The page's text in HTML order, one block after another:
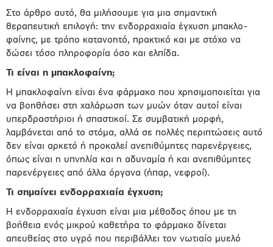
Στο άρθρο αυτό, θα μιλήσουμε για μια σημαντική
θεραπευτική επιλογή: την ενδορραχιαία έγχυση μπακλο-
φαίνης, με τρόπο κατανοητό, πρακτικό και με στόχο να
δώσει τόσο πληροφορία όσο και ελπίδα.
Τι είναι η μπακλοφαίνη;
Η μπακλοφαίνη είναι ένα φάρμακο που χρησιμοποιείται για
να βοηθήσει στη χαλάρωση των μυών όταν αυτοί είναι
υπερδραστήριοι ή σπαστικοί. Σε συμβατική μορφή,
λαμβάνεται από το στόμα, αλλά σε πολλές περιπτώσεις αυτό
δεν είναι αρκετό ή προκαλεί ανεπιθύμητες παρενέργειες,
όπως είναι η υπνηλία και η αδυναμία ή και ανεπιθύμητες
παρενέργειες από άλλα όργανα (ήπαρ, νεφροί).
Τι σημαίνει ενδορραχιαία έγχυση;
Η ενδορραχιαία έγχυση είναι μια μέθοδος όπου με τη
βοήθεια ενός μικρού καθετήρα το φάρμακο δίνεται
απευθείας στο υγρό που περιβάλλει τον νωτιαίο μυελό